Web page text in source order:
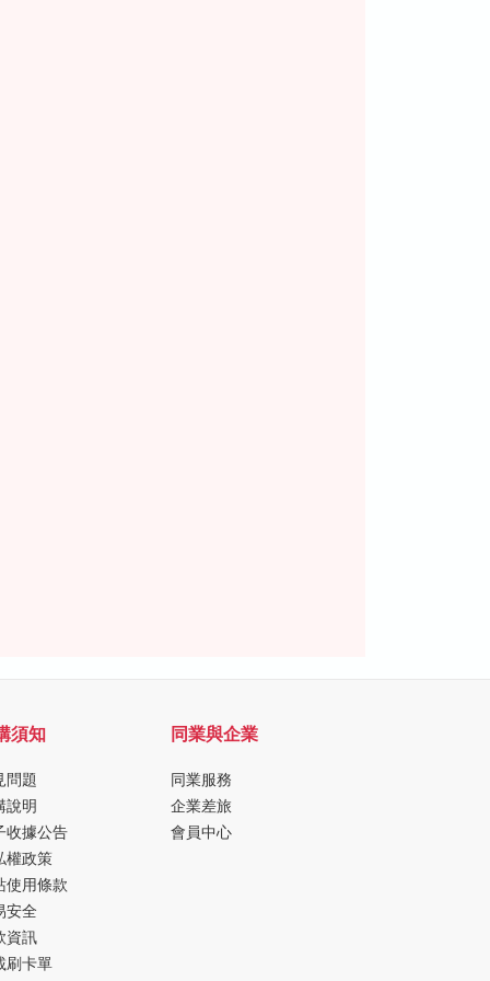
須知
問題
說明
收據公告
權政策
使用條款
安全
資訊
刷卡單
同業與企業
同業服務
企業差旅
會員中心